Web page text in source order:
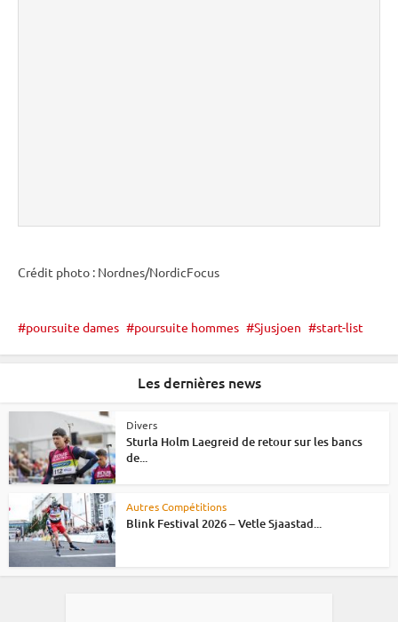
Crédit photo : Nordnes/NordicFocus
poursuite dames poursuite hommes Sjusjoen start-list
Les dernières news
Divers
Sturla Holm Laegreid de retour sur les bancs
de...
Autres Compétitions
Blink Festival 2026 – Vetle Sjaastad...